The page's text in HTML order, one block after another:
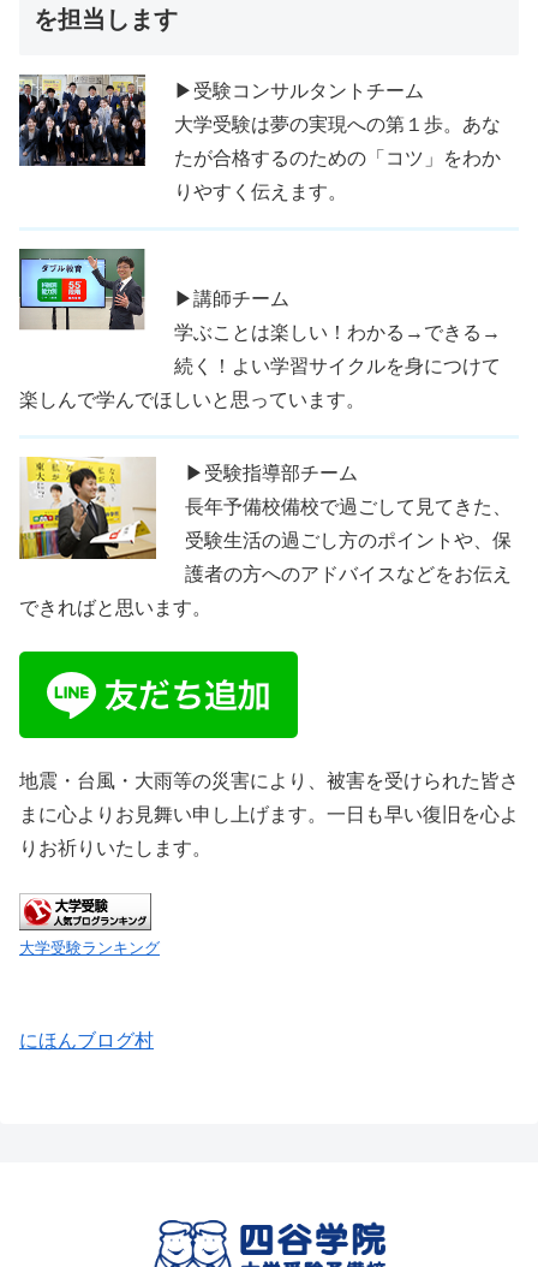
を担当します
▶受験コンサルタントチーム
大学受験は夢の実現への第１歩。あな
たが合格するのための「コツ」をわか
りやすく伝えます。
▶講師チーム
学ぶことは楽しい！わかる→できる→
続く！よい学習サイクルを身につけて
楽しんで学んでほしいと思っています。
▶受験指導部チーム
長年予備校備校で過ごして見てきた、
受験生活の過ごし方のポイントや、保
護者の方へのアドバイスなどをお伝え
できればと思います。
地震・台風・大雨等の災害により、被害を受けられた皆さ
まに心よりお見舞い申し上げます。一日も早い復旧を心よ
りお祈りいたします。
大学受験ランキング
にほんブログ村